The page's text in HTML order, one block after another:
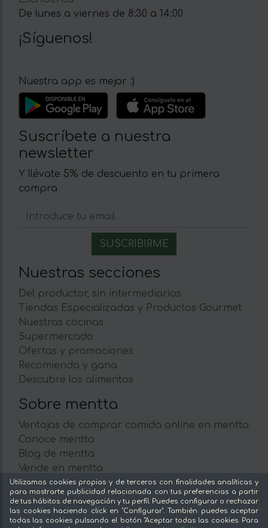
De lunes a viernes de 8:30 a 14:00
¡Síguenos!
Nuestra app es mejor :)
Suscríbete a nuestra
newsletter
Y llévate 5% de descuento en tu primera
compra
Nuestras secciones
Del productor, sin intermediarios
Tiendas Especializadas y Productos Gourmet
Nuestras cocinas
Supermercado
Ofertas y promociones
Recomienda y gana
Descubre los alimentos
Sobre mentta
Ventajas de comprar comida online en mentta
Conoce mentta
Blog de mentta
Vende en mentta
Fidelización
Preguntas frecuentes
Legal
Utilizamos cookies propias y de terceros con finalidades analíticas y
para mostrarte publicidad relacionada con tus preferencias a partir
de tus hábitos de navegación y tu perfil. Puedes configurar o rechazar
las cookies haciendo click en "Configurar". También puedes aceptar
todas las cookies pulsando el botón "Aceptar todas las cookies. Para